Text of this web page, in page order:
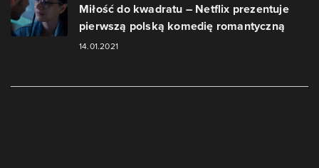
Miłość do kwadratu – Netflix prezentuje
pierwszą polską komedię romantyczną
14.01.2021